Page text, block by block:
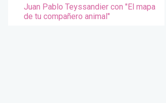
Juan Pablo Teyssandier con "El mapa
de tu compañero animal"